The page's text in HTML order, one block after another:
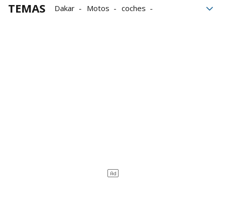
TEMAS Dakar Motos
coches